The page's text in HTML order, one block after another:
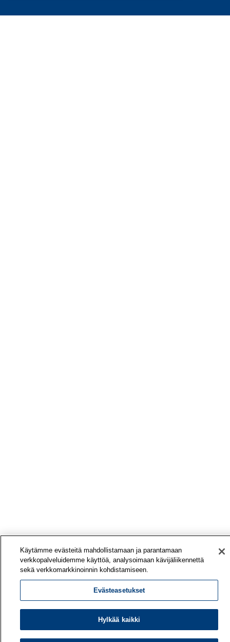
Käytämme evästeitä mahdollistamaan ja parantamaan
verkkopalveluidemme käyttöä, analysoimaan kävijäliikennettä
sekä verkkomarkkinoinnin kohdistamiseen.
Evästeasetukset
Hylkää kaikki